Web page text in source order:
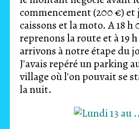
commencement (200 €) et
caissons et la moto. A 18 h
reprenons la route et à 19
arrivons à notre étape du
J'avais repéré un parking
village où l'on pouvait se
la nuit.